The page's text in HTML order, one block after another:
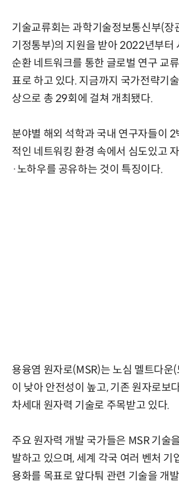
기술교류회는 과학기술정보통신부(장
기정통부)의 지원을 받아 2022년부터
순환 네트워크를 통한 글로벌 연구 교
표로 하고 있다. 지금까지 국가전략기
상으로 총 29회에 걸쳐 개최됐다.
분야별 해외 석학과 국내 연구자들이
적인 네트워킹 환경 속에서 심도있고
·노하우를 공유하는 것이 특징이다.
용융염 원자로(MSR)는 노심 멜트다운
이 낮아 안전성이 높고, 기존 원자로보
차세대 원자력 기술로 주목받고 있다.
주요 원자력 개발 국가들은 MSR 기술
발하고 있으며, 세계 각국 여러 벤처
용화를 목표로 앞다퉈 관련 기술을 개